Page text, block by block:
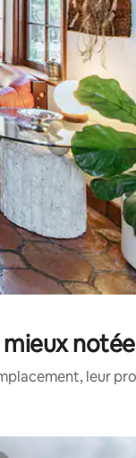
mieux
leur